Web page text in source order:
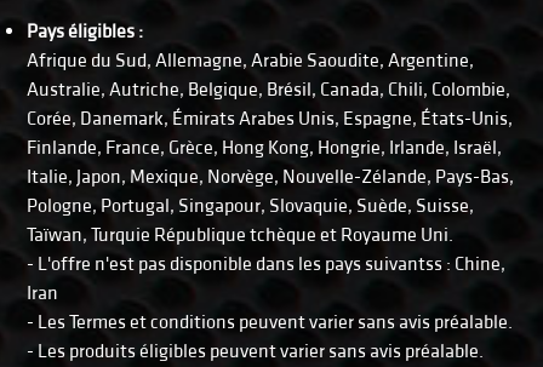
Pays éligibles :
Afrique du Sud, Allemagne, Arabie Saoudite, Argentine,
Australie, Autriche, Belgique, Brésil, Canada, Chili, Colombie,
Corée, Danemark, Émirats Arabes Unis, Espagne, États-Unis,
Finlande, France, Grèce, Hong Kong, Hongrie, Irlande, Israël,
Italie, Japon, Mexique, Norvège, Nouvelle-Zélande, Pays-Bas,
Pologne, Portugal, Singapour, Slovaquie, Suède, Suisse,
Taïwan, Turquie République tchèque et Royaume Uni.
- L'offre n'est pas disponible dans les pays suivantss : Chine,
Iran
- Les Termes et conditions peuvent varier sans avis préalable.
- Les produits éligibles peuvent varier sans avis préalable.